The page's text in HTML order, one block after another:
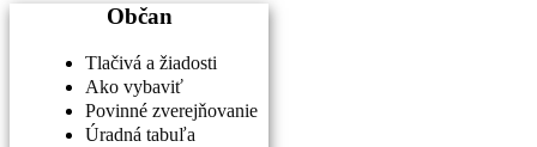
Občan
Tlačivá a žiadosti
Ako vybaviť
Povinné zverejňovanie
Úradná tabuľa